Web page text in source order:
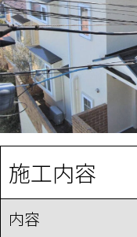
施工内容
内容